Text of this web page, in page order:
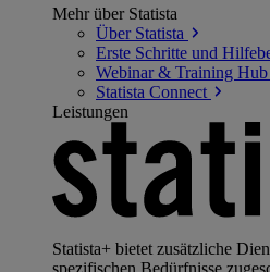
Mehr über Statista
Über Statista
Erste Schritte und
Webinar & Training Hub
Statista Connect
Leistungen
Statista+ bietet zusätzliche
spezifischen Bedürfnisse